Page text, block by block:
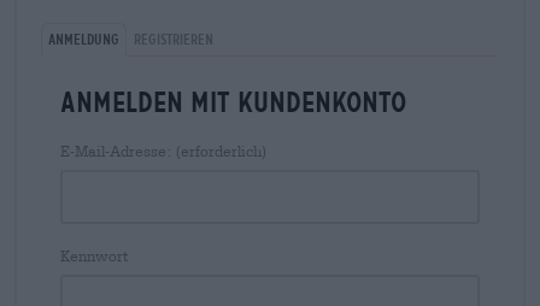
Anmeldung Registrieren
Anmelden mit Kundenkonto
E-Mail-Adresse: (erforderlich)
Kennwort